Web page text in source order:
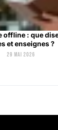
offline : que
et enseignes ?
29 mai 2026